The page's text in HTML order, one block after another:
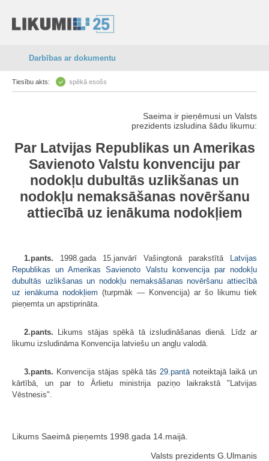
Darbības ar dokumentu
Tiesību akts: spēkā esošs
Saeima ir pieņēmusi un Valsts
prezidents izsludina šādu likumu:
Par Latvijas Republikas un Amerikas
Savienoto Valstu konvenciju par
nodokļu dubultās uzlikšanas un
nodokļu nemaksāšanas novēršanu
attiecībā uz ienākuma nodokļiem
1.pants. 1998.gada 15.janvārī Vašingtonā parakstītā
Latvijas
Republikas un Amerikas Savienoto Valstu konvencija par nodokļu
dubultās uzlikšanas un nodokļu nemaksāšanas novēršanu attiecībā
uz ienākuma nodokļiem (turpmāk — Konvencija) ar šo likumu tiek
pieņemta un apstiprināta.
2.pants. Likums stājas spēkā tā izsludināšanas dienā. Līdz ar
likumu izsludināma Konvencija latviešu un angļu valodā.
3.pants. Konvencija stājas spēkā tās 29.pantā noteiktajā laikā un
kārtībā, un par to Ārlietu ministrija paziņo laikrakstā "Latvijas
Vēstnesis".
Likums Saeimā pieņemts 1998.gada 14.maijā.
Valsts prezidents G.Ulmanis